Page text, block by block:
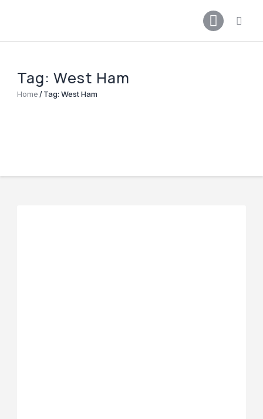
Tag: West Ham
Home Tag: West Ham
Premier League 26/27
Férfi Csapat